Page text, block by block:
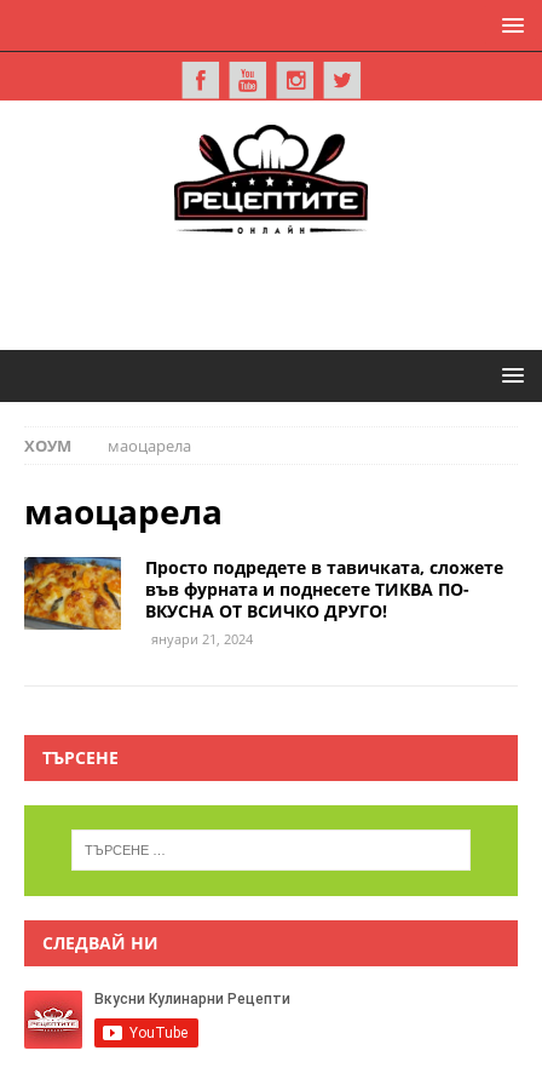
ХОУМ маоцарела
маоцарела
Просто подредете в тавичката, сложете
във фурната и поднесете ТИКВА ПО-
ВКУСНА ОТ ВСИЧКО ДРУГО!
януари 21, 2024
ТЪРСЕНЕ
СЛЕДВАЙ НИ